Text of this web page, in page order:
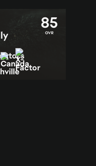
85
OVR